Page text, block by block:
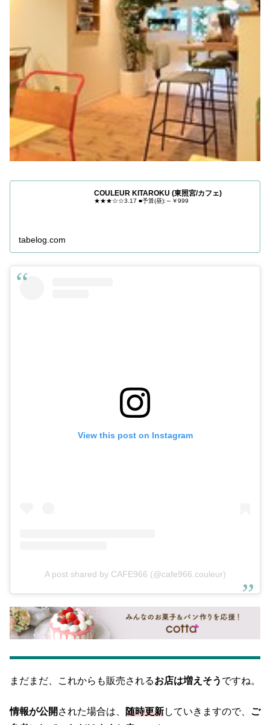
COULEUR KITAROKU (東照宮/カフェ)
★★★☆☆3.17 ■予算(昼):～￥999
tabelog.com
View this post on Instagram
A post shared by CAFE966 (@cafe966.couleur)
まだまだ、これからも販売されるお店は増えそう ですね。
情報が公開 された場合は、 随時更新していきますので、 ご